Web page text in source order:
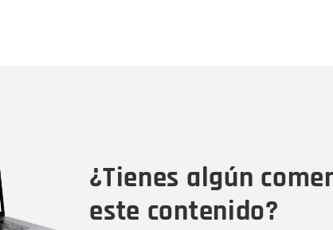
¿Tienes algún
este contenido?